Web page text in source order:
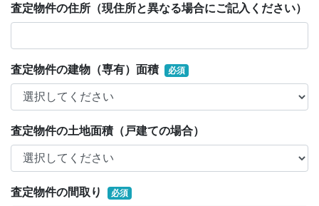
査定物件の住所（現住所と異なる場合にご記入ください）
査定物件の建物（専有）面積 必須
査定物件の土地面積（戸建ての場合）
査定物件の間取り 必須